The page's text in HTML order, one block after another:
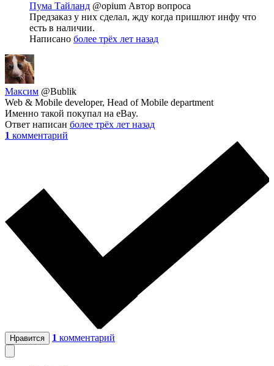
Пума Тайланд @opium Автор вопроса
Предзаказ у них сделал, жду когда пришлют инфу что
есть в наличии.
Написано более трёх лет назад
Максим @Bublik
Web & Mobile developer, Head of Mobile department
Именно такой покупал на eBay.
Ответ написан более трёх лет назад
1 комментарий
Нравится 1 комментарий